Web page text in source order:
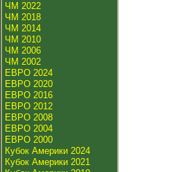
ЧМ 2022
ЧМ 2018
ЧМ 2014
ЧМ 2010
ЧМ 2006
ЧМ 2002
ЕВРО 2024
ЕВРО 2020
ЕВРО 2016
ЕВРО 2012
ЕВРО 2008
ЕВРО 2004
ЕВРО 2000
Кубок Америки 2024
Кубок Америки 2021